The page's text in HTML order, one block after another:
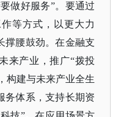
做好服务”。要通过
等方式，以更大力
撑腰鼓劲。在金融支
来产业，推广“拨投
构建与未来产业全生
务体系，支持长期资